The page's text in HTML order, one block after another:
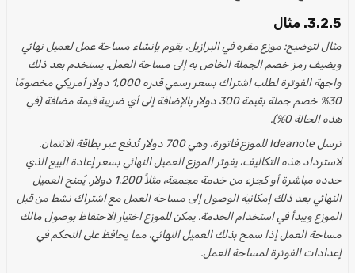
3.2.5. مثال
مثال لتوضيح: موزع مقره في البرازيل. يقوم بإنشاء مساحة عمل لعميل نهائي
ويضيف رمز خصم الجملة الخاص به إلى مساحة العمل. يستخدم بعد ذلك
واجهة الفوترة لطلب اشتراك بسعر رسمي قدره 1,000 دولار أمريكي مخصومًا
30% خصم جملة بقيمة 300 دولار بالإضافة إلى أي ضريبة قيمة مضافة (في
هذه الحالة 0%).
ترسل Ideanote للموزع فاتورة، وهي 700 دولار تُدفع عبر بطاقة الائتمان.
لاسترداد هذه التكاليف، يفوتر الموزع العميل النهائي بسعر إعادة البيع الذي
حدده مباشرة أو كجزء من خدمة مجمعة، مثلاً 1,200 دولار. يُمنح العميل
النهائي بعد ذلك إمكانية الوصول إلى مساحة العمل مع اشتراك نشط من قبل
الموزع ويبدأ في استخدام الخدمة. يمكن للموزع اختيار الاحتفاظ بوصول مالك
مساحة العمل إذا سمح بذلك العميل النهائي، مما يحافظ على التحكم في
إعدادات الفوترة لمساحة العمل.